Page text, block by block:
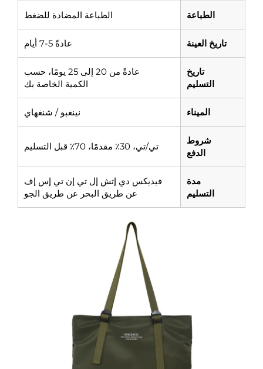
الطباعة الطباعة المضادة للضغط
تاريخ العينة عادةً 5-7 أيام
تاريخ
التسليم
عادةً من 20 إلى 25 يومًا، حسب
الكمية الخاصة بك
الميناء نينغبو / شنغهاي
شروط
الدفع
تي/تي، 30٪ مقدمًا، 70٪ قبل التسليم
مدة
التسليم
فيديكس دي إتش إل تي إن تي إس إف
عن طريق البحر عن طريق الجو